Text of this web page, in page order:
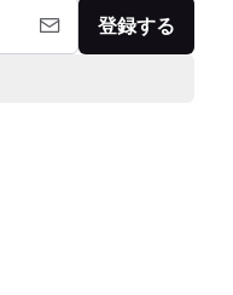
登録する